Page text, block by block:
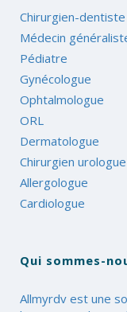
Chirurgien-dentiste
Médecin
Pédiatre
Gynécologue
Ophtalmologue
ORL
Dermatologue
Chirurgien urologue
Allergologue
Cardiologue
Qui sommes-
Allmyrdv est une